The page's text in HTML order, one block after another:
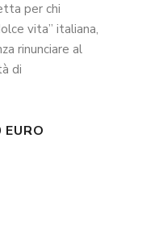
per chi
vita” italiana,
rinunciare al
di